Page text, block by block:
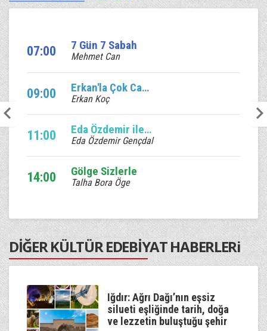
07:00 7 Gün 7 Sabah
Mehmet Can
09:00 Erkan'la Çok Canlı
Erkan Koç
11:00 Eda Özdemir ile Edalı Saatler
Eda Özdemir Gençdal
14:00 Gölge Sizlerle
Talha Bora Öge
17:00 Venhar Sağıroğlu
20:00 Kum Saati
Murat Çetin
22:00 Kaan'la Geceye Ses Ver
Kaan Özdemir
DİĞER KÜLTÜR EDEBİYAT HABERLERi
Iğdır: Ağrı Dağı’nın eşsiz
silueti eşliğinde tarih, doğa
ve lezzetin buluştuğu şehir